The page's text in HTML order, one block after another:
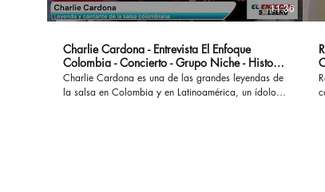
11:36
Charlie Cardona - Entrevista El Enfoque
Colombia - Concierto - Grupo Niche - Historia
- Canciones
Charlie Cardona es una de las grandes leyendas de
la salsa en Colombia y en Latinoamérica, un ídolo